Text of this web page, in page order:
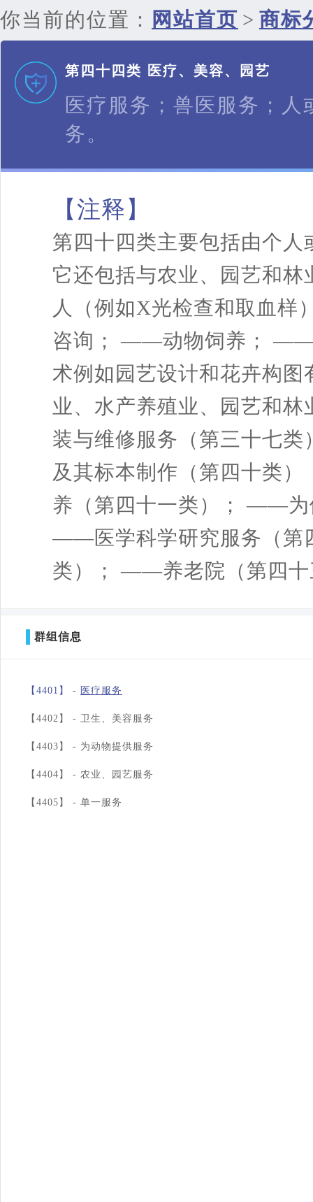
你当前的位置： 网站首页 > 商标
第四十四类 医疗、美容、园艺
医疗服务；兽医服务；
务。
【注释】
第四十四类主要包括由个
它还包括与农业、园艺和
人（例如X光检查和取血
咨询； ——动物饲养； ——
术例如园艺设计和花卉构
业、水产养殖业、园艺和
装与维修服务（第三十七
及其标本制作（第四十类
养（第四十一类）； ——为
——医学科学研究服务（第
类）； ——养老院（第四十
群组信息
【4401】 - 医疗服务
【4402】 - 卫生、美容服务
【4403】 - 为动物提供服务
【4404】 - 农业、园艺服务
【4405】 - 单一服务